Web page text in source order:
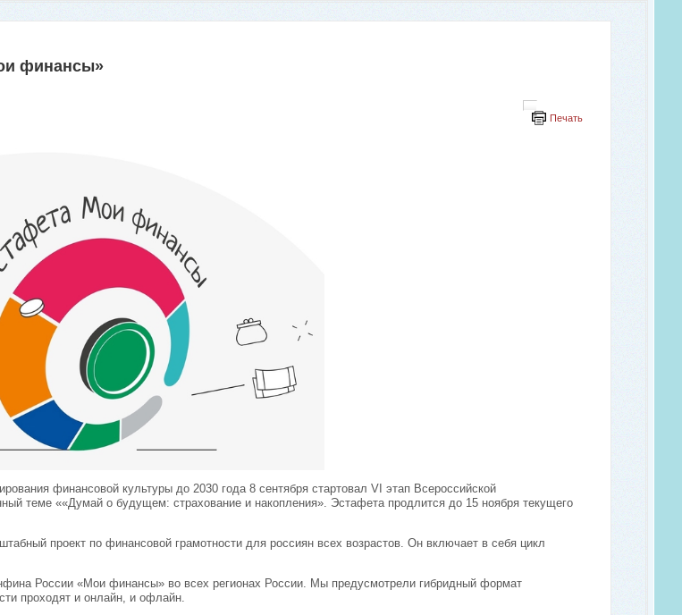
финансы»
Печать
финансовой культуры до 2030 года 8 сентября стартовал VI этап Всероссийской
теме ««Думай о будущем: страхование и накопления». Эстафета продлится до 15 ноября текущего
проект по финансовой грамотности для россиян всех возрастов. Он включает в себя цикл
России «Мои финансы» во всех регионах России. Мы предусмотрели гибридный формат
проходят и онлайн, и офлайн.